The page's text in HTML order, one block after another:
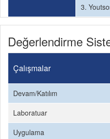
3.
Değerlendirme
Çalışmalar
Devam/Katılım
Laboratuar
Uygulama